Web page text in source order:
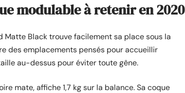
modulable à retenir en 2020
Matte Black trouve facilement sa place sous la
des emplacements pensés pour accueillir
au-dessus pour éviter toute gêne.
mate, affiche 1,7 kg sur la balance. Sa coque